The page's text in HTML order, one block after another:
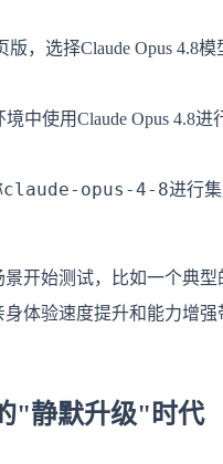
版，选择Claude Opus 4.8模
境中使用Claude Opus 4.8进
claude-opus-4-8进行
开始测试，比如一个典型
体验速度提升和能力增强
"静默升级"时代